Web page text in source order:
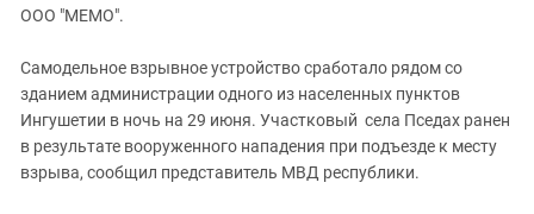
ИНАКОМЫСЛИЕ В ЧЕЧНЕ
ПРЕСЛЕДОВАНИЕ АКТИВИСТОВ
МОБИЛИЗАЦИЯ И ПРОТЕСТЫ
Дагестан
Кабардино-Балкария
Калмыкия
Карачаево-Черкесия
ООО "МЕМО".
Самодельное взрывное устройство сработало рядом со
зданием администрации одного из населенных пунктов
Ингушетии в ночь на 29 июня. Участковый села Пседах ранен
в результате вооруженного нападения при подъезде к месту
взрыва, сообщил представитель МВД республики.